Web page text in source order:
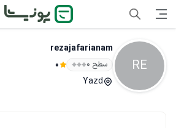
RE
rezajafarianam
سطح ۰ 0
Yazd